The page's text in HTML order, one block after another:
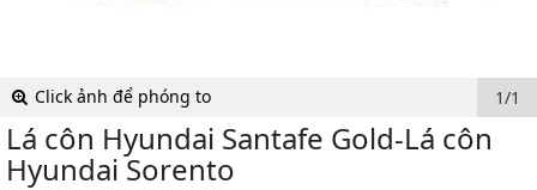
Click ảnh để phóng to 1/1
Lá côn Hyundai Santafe Gold-Lá côn
Hyundai Sorento